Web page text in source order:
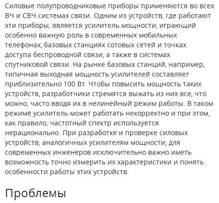
Силовые полупроводниковые приборы применяются во всех
ВЧ и СВЧ системах связи. Одним из устройств, где работают
эти приборы, является усилитель мощности, играющий
особенно важную роль в современных мобильных
телефонах, базовых станциях сотовых сетей и точках
доступа беспроводной связи, а также в системах
спутниковой связи. На рынке базовых станций, например,
типичная выходная мощность усилителей составляет
приблизительно 100 Вт. Чтобы повысить мощность таких
устройств, разработчики стремятся выжать из них все, что
можно, часто вводя их в нелинейный режим работы. В таком
режиме усилитель может работать некорректно и при этом,
как правило, частотный спектр используется
нерационально. При разработке и проверке силовых
устройств, аналогичных усилителям мощности, для
современных инженеров исключительно важно иметь
возможность точно измерить их характеристики и понять
особенности работы этих устройств.
Проблемы